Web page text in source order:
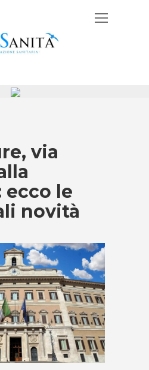
via
ecco le
novità